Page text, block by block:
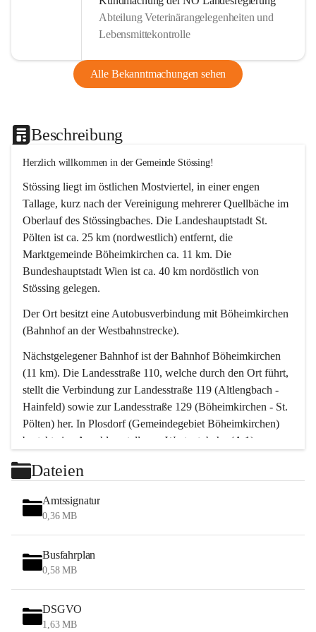
Abteilung Veterinärangelegenheiten und
Lebensmittekontrolle
Alle Bekanntmachungen sehen
Beschreibung
Herzlich willkommen in der Gemeinde Stössing!
Stössing liegt im östlichen Mostviertel, in einer engen
Tallage, kurz nach der Vereinigung mehrerer Quellbäche im
Oberlauf des Stössingbaches. Die Landeshauptstadt St.
Pölten ist ca. 25 km (nordwestlich) entfernt, die
Marktgemeinde Böheimkirchen ca. 11 km. Die
Bundeshauptstadt Wien ist ca. 40 km nordöstlich von
Stössing gelegen.
Der Ort besitzt eine Autobusverbindung mit Böheimkirchen
(Bahnhof an der Westbahnstrecke).
Nächstgelegener Bahnhof ist der Bahnhof Böheimkirchen
(11 km). Die Landesstraße 110, welche durch den Ort führt,
stellt die Verbindung zur Landesstraße 119 (Altlengbach -
Hainfeld) sowie zur Landesstraße 129 (Böheimkirchen - St.
Pölten) her. In Plosdorf (Gemeindegebiet Böheimkirchen)
besteht eine Anschlussstelle zur Westautobahn (A 1).
Wien erreicht man in ca. 45 Minuten.
Stössing zählt noch zum Naherholungsraum Wien sowie
zum Naherholungsraum St. Pölten. Viele Bauernhöfe hatten
„ihre Wiener“. Seit 1960 bauten viele Wiener
Wochenendhäuser im Gemeindegebiet. Wegen des
waldreichen Jagdgebietes haben viele Jagdpächter ihre
Das Wandern ist aus touristischer Sicht die bedeutendste
Tätigkeit. Das hügelige Gebiet mit Wanderwegen durch
Dateien
Amtssignatur
0,36 MB
Busfahrplan
0,58 MB
DSGVO
1,63 MB